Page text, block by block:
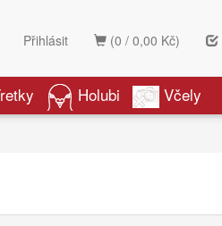
(0 / 0,00 Kč)
Přihlásit
Holubi Včely